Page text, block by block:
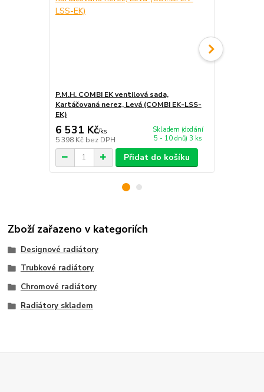
P.M.H. COMBI EK ventilová sada,
Kartáčovaná nerez, Levá (COMBI EK-LSS-
EK)
6 531 Kč/ks
5 398 Kč bez DPH
Skladem (dodání
5 - 10 dnů) 3 ks
Přidat do košíku
Zboží zařazeno v kategoriích
Designové radiátory
Trubkové radiátory
Chromové radiátory
Radiátory skladem